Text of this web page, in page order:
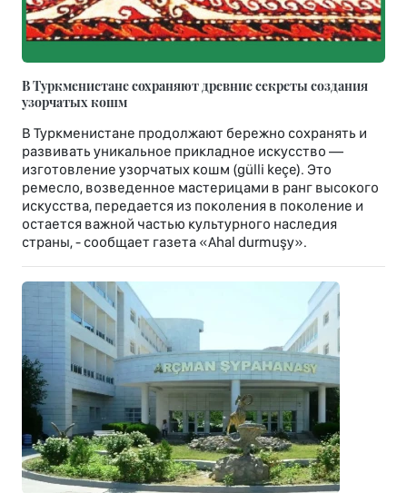
В Туркменистане сохраняют древние секреты создания
узорчатых кошм
В Туркменистане продолжают бережно сохранять и
развивать уникальное прикладное искусство —
изготовление узорчатых кошм (gülli keçe). Это
ремесло, возведенное мастерицами в ранг высокого
искусства, передается из поколения в поколение и
остается важной частью культурного наследия
страны, - сообщает газета «Ahal durmuşy».